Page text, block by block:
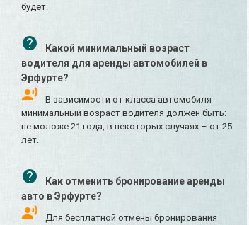
будет.
Какой минимальный возраст
водителя для аренды автомобилей в
Эрфурте?
В зависимости от класса автомобиля
минимальный возраст водителя должен быть:
не моложе 21 года, в некоторых случаях – от 25
лет.
Как отменить бронирование аренды
авто в Эрфурте?
Для бесплатной отмены бронирования